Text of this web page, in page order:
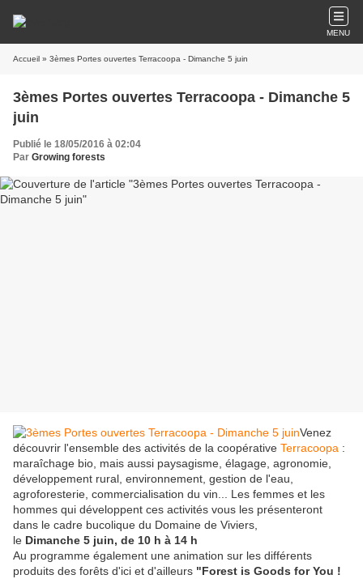
MENU
Accueil » 3èmes Portes ouvertes Terracoopa - Dimanche 5 juin
3èmes Portes ouvertes Terracoopa - Dimanche 5
juin
Publié le 18/05/2016 à 02:04
Par Growing forests
Venez
découvrir l'ensemble des activités de la coopérative Terracoopa :
maraîchage bio, mais aussi paysagisme, élagage, agronomie,
développement rural, environnement, gestion de l'eau,
agroforesterie, commercialisation du vin... Les femmes et les
hommes qui développent ces activités vous les présenteront
dans le cadre bucolique du Domaine de Viviers,
le Dimanche 5 juin, de 10 h à 14 h
Au programme également une animation sur les différents
produits des forêts d'ici et d'ailleurs "Forest is Goods for You !